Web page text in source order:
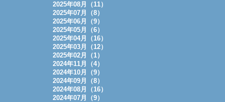
2025年08月（11）
2025年07月（8）
2025年06月（9）
2025年05月（6）
2025年04月（16）
2025年03月（12）
2025年02月（1）
2024年11月（4）
2024年10月（9）
2024年09月（8）
2024年08月（16）
2024年07月（9）